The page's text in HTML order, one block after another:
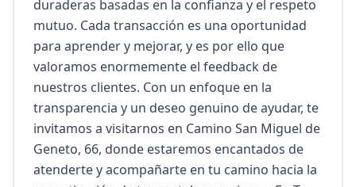
duraderas basadas en la confianza y el respeto
mutuo. Cada transacción es una oportunidad
para aprender y mejorar, y es por ello que
valoramos enormemente el feedback de
nuestros clientes. Con un enfoque en la
transparencia y un deseo genuino de ayudar, te
invitamos a visitarnos en Camino San Miguel de
Geneto, 66, donde estaremos encantados de
atenderte y acompañarte en tu camino hacia la